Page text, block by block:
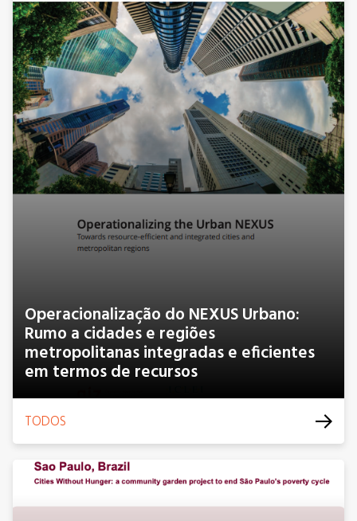
Operacionalização do NEXUS Urbano:
Rumo a cidades e regiões
metropolitanas integradas e eficientes
em termos de recursos
TODOS